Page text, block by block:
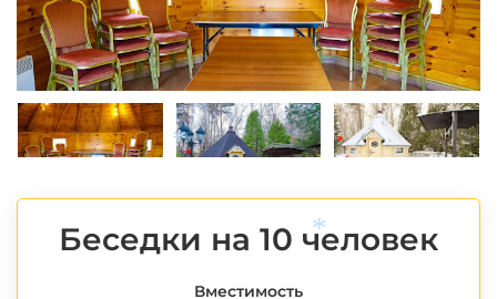
Беседки на 10 человек
Вместимость
*